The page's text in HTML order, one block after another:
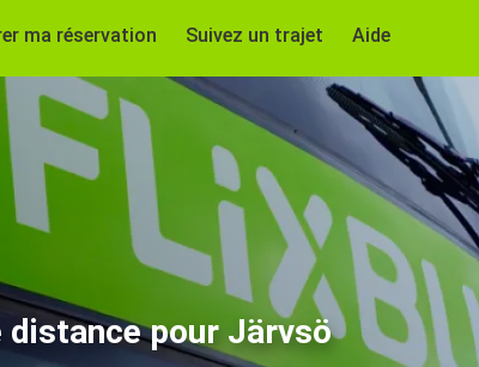
ma réservation Suivez un trajet Aide
distance pour Järvsö